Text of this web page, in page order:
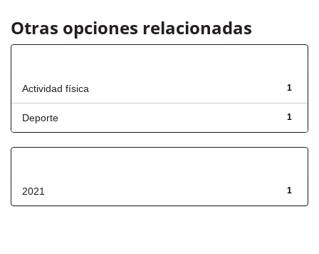
Otras opciones relacionadas
1
Actividad física
1
Deporte
1
2021